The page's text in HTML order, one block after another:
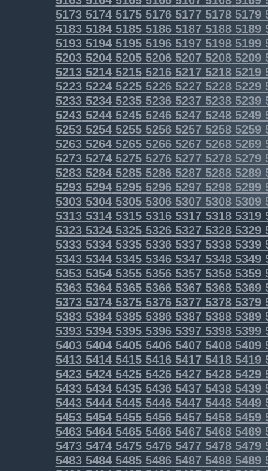
5173517451755176517751785179
5183518451855186518751885189
51935194519551965197 51985199
52035204520552065207 52085209
5213521452155216521752185219
52235224522552265227 52285229
52335234523552365237 52385239
52435244524552465247 52485249
52535254525552565257 52585259
52635264526552665267 52685269
52735274527552765277 52785279
52835284528552865287 52885289
52935294529552965297 52985299
53035304530553065307 53085309
5313531453155316531753185319
5323532453255326532753285329
5333533453355336533753385339
5343534453455346534753485349
5353535453555356535753585359
5363536453655366536753685369
5373537453755376537753785379
5383538453855386538753885389
5393539453955396539753985399
5403540454055406540754085409
5413541454155416541754185419
5423542454255426542754285429
5433543454355436543754385439
5443544454455446544754485449
5453545454555456545754585459
5463546454655466546754685469
54735474547554765477 54785479
54835484548554865487 54885489